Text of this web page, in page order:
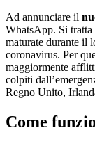
Ad annunciare il
WhatsApp. Si tratta
maturate durante il
coronavirus. Per
maggiormente
colpiti
Regno Unito,
Come